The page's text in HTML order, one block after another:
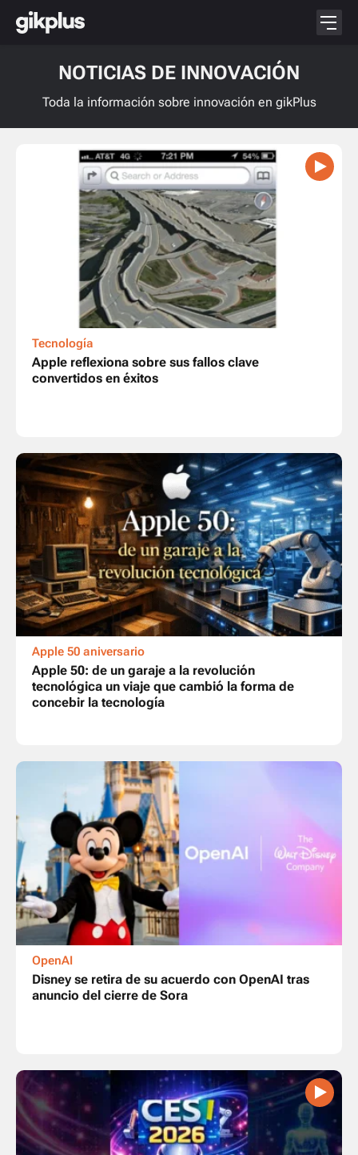
NOTICIAS DE INNOVACIÓN
Toda la información sobre innovación en gikPlus
Tecnología
Apple reflexiona sobre sus fallos clave
convertidos en éxitos
Apple 50 aniversario
Apple 50: de un garaje a la revolución
tecnológica un viaje que cambió la forma de
concebir la tecnología
OpenAI
Disney se retira de su acuerdo con OpenAI tras
anuncio del cierre de Sora